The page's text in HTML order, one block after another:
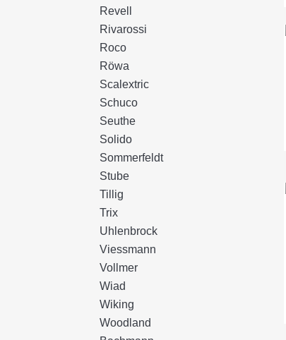
Revell
Rivarossi
Roco
Röwa
Scalextric
Schuco
Seuthe
Solido
Sommerfeldt
Stube
Tillig
Trix
Uhlenbrock
Viessmann
Vollmer
Wiad
Wiking
Woodland